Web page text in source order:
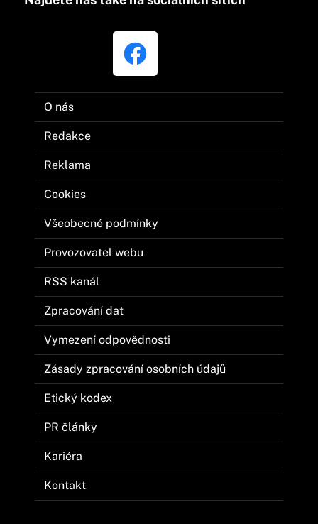
O nás
Redakce
Reklama
Cookies
Všeobecné podmínky
Provozovatel webu
RSS kanál
Zpracování dat
Vymezení odpovědnosti
Zásady zpracování osobních údajů
Etický kodex
PR články
Kariéra
Kontakt